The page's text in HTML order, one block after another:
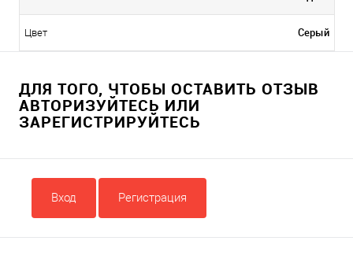
Цвет Серый
ДЛЯ ТОГО, ЧТОБЫ ОСТАВИТЬ ОТЗЫВ
АВТОРИЗУЙТЕСЬ ИЛИ
ЗАРЕГИСТРИРУЙТЕСЬ
Вход Регистрация